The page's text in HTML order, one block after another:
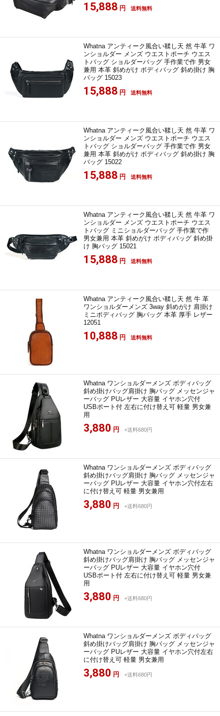
15,888 円 送料無料
Whatna アンティーク風合い鞣し天 然 牛革 ワ
ンショルダー メンズ ウエストポーチ ウエス
トバッグ ショルダーバッグ 手作業で作 男女
兼用 本革 斜めがけ ボディバッグ 斜め掛け 胸
バッグ 15023
15,888 円 送料無料
Whatna アンティーク風合い鞣し天 然 牛革 ワ
ンショルダー メンズ ウエストポーチ ウエス
トバッグ ショルダーバッグ 手作業で作 男女
兼用 本革 斜めがけ ボディバッグ 斜め掛け 胸
バッグ 15022
15,888 円 送料無料
Whatna アンティーク風合い鞣し天 然 牛革 ワ
ンショルダー メンズ ウエストポーチ ウエス
トバッグ ミニショルダーバッグ 手作業で作
男女兼用 本革 斜めがけ ボディバッグ 斜め掛
け 胸バッグ 15021
15,888 円 送料無料
Whatna アンティーク風合い鞣し天 然 牛 革
ワンショルダーメンズ 3way 斜めがけ 肩掛け
ミニボディバッグ 胸バッグ 本革 厚手 レザー
12051
10,888 円 送料無料
Whatna ワンショルダーメンズ ボディバッグ
斜め掛けバッグ肩掛け 胸バッグ メッセンジャ
ーバッグ PUレザー 大容量 イヤホン穴付
USBポート付 左右に付け替え可 軽量 男女兼
用
3,880 円 +送料680円
Whatna ワンショルダーメンズ ボディバッグ
斜め掛けバッグ肩掛け 胸バッグ メッセンジャ
ーバッグ PUレザー 大容量 イヤホン穴付左右
に付け替え可 軽量 男女兼用
3,880 円 +送料680円
Whatna ワンショルダーメンズ ボディバッグ
斜め掛けバッグ肩掛け 胸バッグ メッセンジャ
ーバッグ PUレザー 大容量 イヤホン穴付
USBポート付 左右に付け替え可 軽量 男女兼
用
3,880 円 +送料680円
Whatna ワンショルダーメンズ ボディバッグ
斜め掛けバッグ肩掛け 胸バッグ メッセンジャ
ーバッグ PUレザー 大容量 イヤホン穴付左右
に付け替え可 軽量 男女兼用
3,880 円 +送料680円